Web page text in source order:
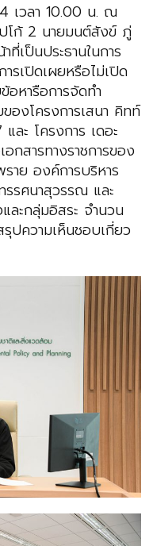
วลา 10.00 น. ณ
โก้ 2 นายมนต์สังข์ ภู่
เป็นประธานในการ
รเปิดเผยหรือไม่เปิด
อหารือการจัดทำ
องโครงการเสนา คิทท์
ะ โครงการ เดอะ
กสารทางราชการของ
าย องค์การบริหาร
รศนาสุวรรณ และ
ะกลุ่มอิสระ จำนวน
ปความเห็นชอบเกี่ยว